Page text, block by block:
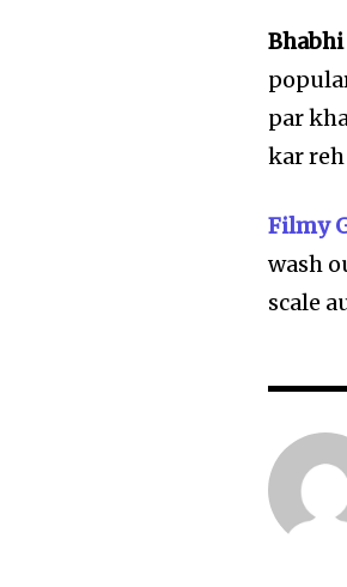
par
kar
Filmy
wash
scale